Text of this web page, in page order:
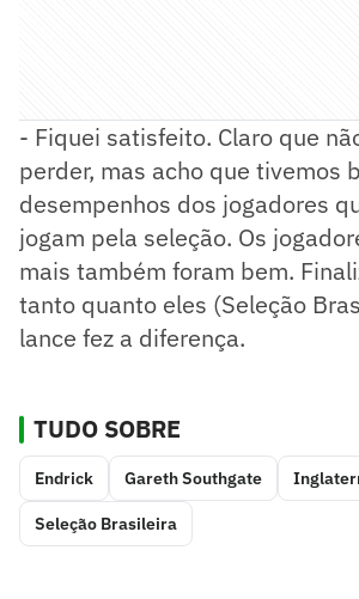
- Fiquei satisfeito. Claro que
perder, mas acho que tivemos
desempenhos dos jogadores
jogam pela seleção. Os
mais também foram bem.
tanto quanto eles (Seleção
lance fez a diferença.
TUDO SOBRE
Endrick Gareth Southgate
Seleção Brasileira